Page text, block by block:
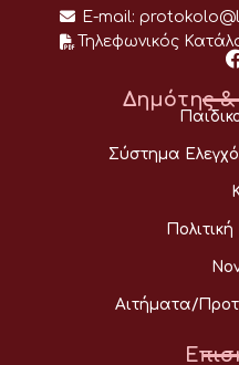
E-mail:
Τηλεφωνικός
Δημότης &
Σύστημα
Αιτήματα/